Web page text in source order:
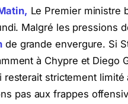
Le Premier ministre
Malgré les pressions
de grande envergure. Si
à Chypre et Diego
strictement
pas aux frappes